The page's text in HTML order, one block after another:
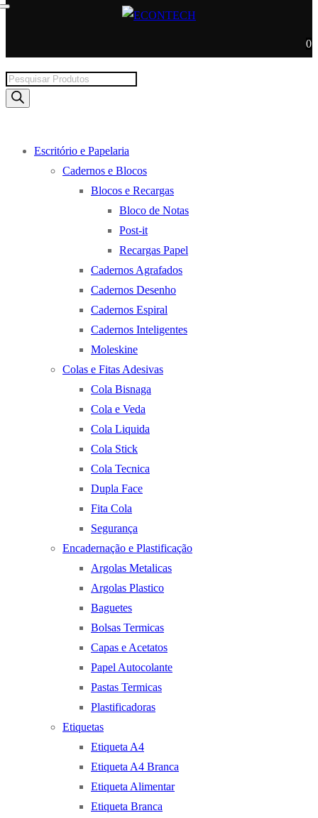
0
Products
search
Escritório e Papelaria
Cadernos e Blocos
Blocos e Recargas
Bloco de Notas
Post-it
Recargas Papel
Cadernos Agrafados
Cadernos Desenho
Cadernos Espiral
Cadernos Inteligentes
Moleskine
Colas e Fitas Adesivas
Cola Bisnaga
Cola e Veda
Cola Liquida
Cola Stick
Cola Tecnica
Dupla Face
Fita Cola
Segurança
Encadernação e Plastificação
Argolas Metalicas
Argolas Plastico
Baguetes
Bolsas Termicas
Capas e Acetatos
Papel Autocolante
Pastas Termicas
Plastificadoras
Etiquetas
Etiqueta A4
Etiqueta A4 Branca
Etiqueta Alimentar
Etiqueta Branca